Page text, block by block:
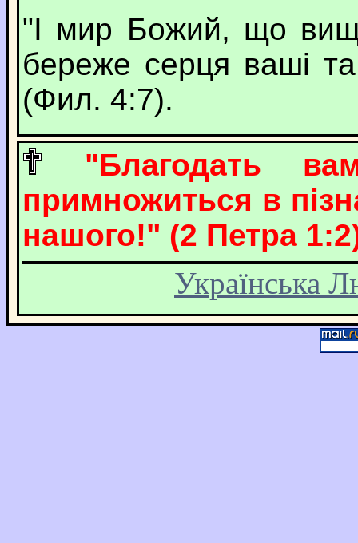
"І мир Божий, що
береже серця ваші та
(Фил. 4:7).
"Благодать
примножиться в
нашого!" (2 Петра
Українська